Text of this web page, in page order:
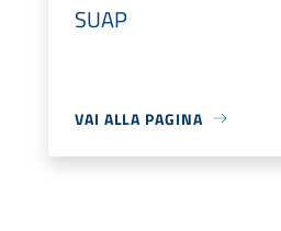
SUAP
VAI ALLA PAGINA